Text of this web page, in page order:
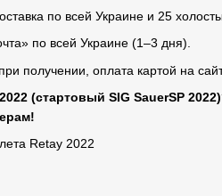
по всей Украине и 25
по всей Украине (1–3 дня).
получении, оплата картой на
(стартовый SIG SauerSP